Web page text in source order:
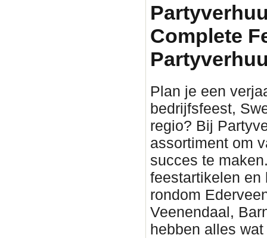
Complete
Plan je een
bedrijfsfeest,
regio? Bij
assortiment om
succes te
feestartikelen en
rondom
Veenendaal,
hebben alles